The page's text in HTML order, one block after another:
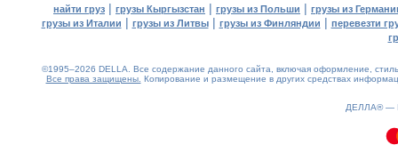
найти груз | грузы Кыргызстан | грузы из Польши | грузы из
грузы из Италии | грузы из Литвы| грузы из Финляндии | перевезти
©1995–2026 DELLA. Все содержание данного сайта, включая оформление,
Все права защищены. Копирование и размещение в других средствах
ДЕЛЛА® —